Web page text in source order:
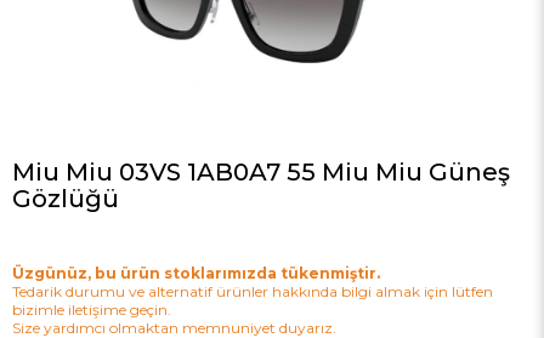
Miu Miu 03VS 1AB0A7 55 Miu Miu Güneş
Gözlüğü
Üzgünüz, bu ürün stoklarımızda tükenmiştir.
Tedarik durumu ve alternatif ürünler hakkında bilgi almak için lütfen
bizimle iletişime geçin.
Size yardımcı olmaktan memnuniyet duyarız.